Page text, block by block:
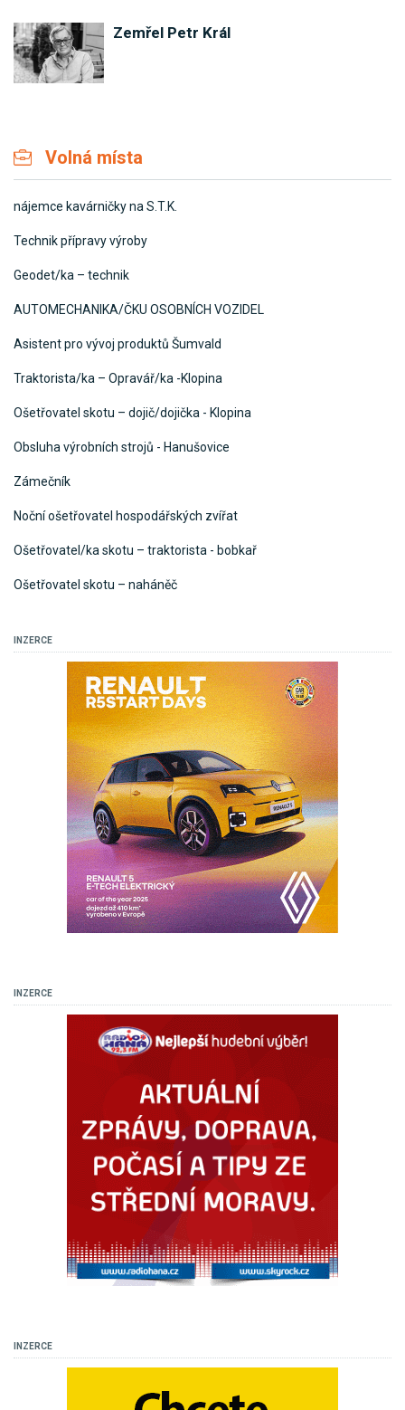
Zemřel Petr Král
Volná místa
nájemce kavárničky na S.T.K.
Technik přípravy výroby
Geodet/ka – technik
AUTOMECHANIKA/ČKU OSOBNÍCH VOZIDEL
Asistent pro vývoj produktů Šumvald
Traktorista/ka – Opravář/ka -Klopina
Ošetřovatel skotu – dojič/dojička - Klopina
Obsluha výrobních strojů - Hanušovice
Zámečník
Noční ošetřovatel hospodářských zvířat
Ošetřovatel/ka skotu – traktorista - bobkař
Ošetřovatel skotu – naháněč
INZERCE
INZERCE
INZERCE